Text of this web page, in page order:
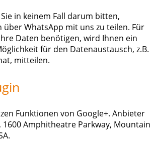
in keinem Fall darum bitten,
über WhatsApp mit uns zu teilen. Für
Daten benötigen, wird Ihnen ein
für den Datenaustausch, z.B.
mitteilen.
Funktionen von Google+. Anbieter
1600 Amphitheatre Parkway, Mountain